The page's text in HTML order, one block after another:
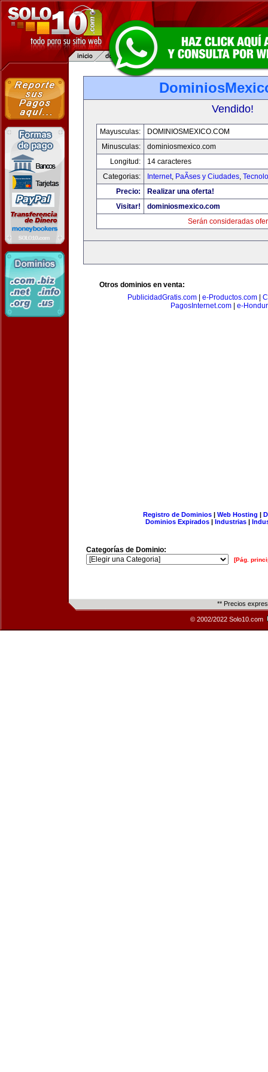
Vendido!
Mayusculas:
DOMINIOSMEXICO.COM
Minusculas:
dominiosmexico.com
Longitud:
14 caracteres
Categorias:
Internet, PaÃ­ses y Ciudades,
Precio:
Realizar una oferta!
Visitar!
dominiosmexico.com
Serán consideradas
Otros dominios en venta:
PublicidadGratis.com
e-Productos.com
PagosInternet.com
e-
Registro de Dominios| Web Hosting |
Dominios Expirados | Industrias |
Categorías de Dominio:
[Pág.
** Precios
© 2002/2022 Solo10.com